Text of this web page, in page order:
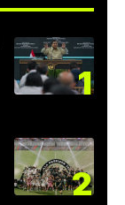
1
2